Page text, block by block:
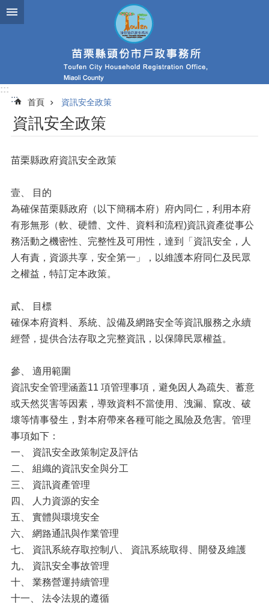
跳到主要內容區塊
:::
:::
首頁 資訊安全政策
資訊安全政策
苗栗縣政府資訊安全政策
壹、 目的
為確保苗栗縣政府（以下簡稱本府）府內同仁，利用本府
有形無形（軟、硬體、文件、資料和流程)資訊資產從事公
務活動之機密性、完整性及可用性，達到「資訊安全，人
人有責，資源共享，安全第一」，以維護本府同仁及民眾
之權益，特訂定本政策。
貳、 目標
確保本府資料、系統、設備及網路安全等資訊服務之永續
經營，提供合法存取之完整資訊，以保障民眾權益。
參、 適用範圍
資訊安全管理涵蓋11 項管理事項，避免因人為疏失、蓄意
或天然災害等因素，導致資料不當使用、洩漏、竄改、破
壞等情事發生，對本府帶來各種可能之風險及危害。管理
事項如下：
一、 資訊安全政策制定及評估
二、 組織的資訊安全與分工
三、 資訊資產管理
四、 人力資源的安全
五、 實體與環境安全
六、 網路通訊與作業管理
七、 資訊系統存取控制八、 資訊系統取得、開發及維護
九、 資訊安全事故管理
十、 業務營運持續管理
十一、 法令法規的遵循